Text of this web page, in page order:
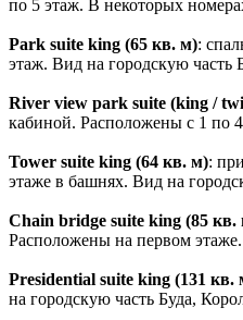
по 5 этаж. В некоторых
Park suite king (65 кв. м):
этаж. Вид на городскую часть
River view park suite (king /
кабиной. Расположены с 1 по
Tower suite king (64 кв. м):
этаже в башнях. Вид на
Chain bridge suite king (85 кв.
Расположены на первом
Presidential suite king (131 кв.
на городскую часть Буда,